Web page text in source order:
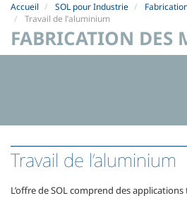
Accueil SOL pour Industrie
Travail de l’aluminium
FABRICATION DES
Travail de l’aluminium
L’offre de SOL comprend des